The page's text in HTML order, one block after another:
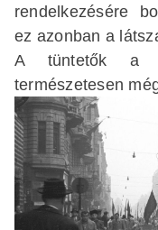
rendelkezésére
ez azonban a
A tüntetők a
természetesen